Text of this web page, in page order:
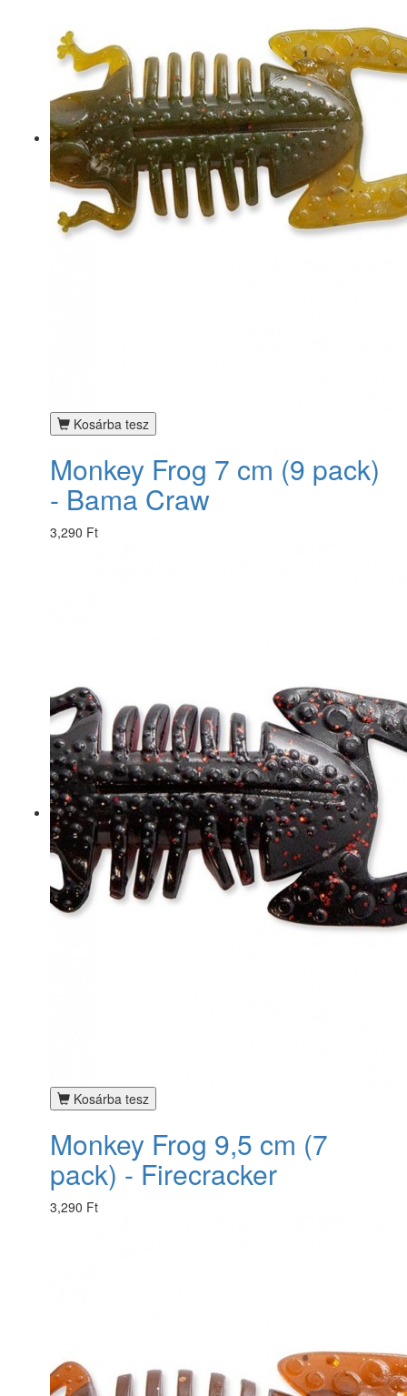
Kosárba tesz
Monkey Frog 7 cm (9 pack)
- Bama Craw
3,290 Ft
Kosárba tesz
Monkey Frog 9,5 cm (7
pack) - Firecracker
3,290 Ft